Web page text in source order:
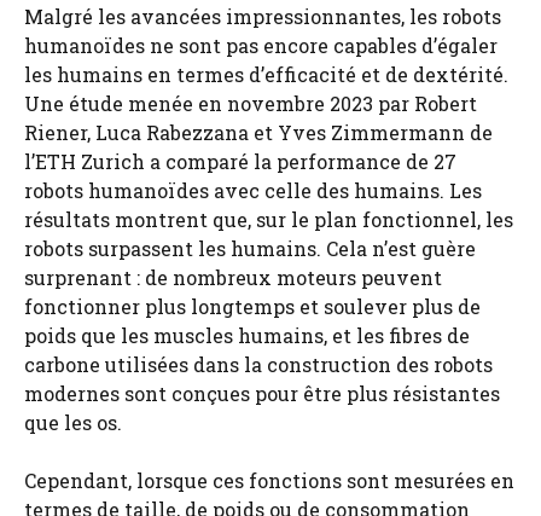
Malgré les avancées impressionnantes, les robots
humanoïdes ne sont pas encore capables d’égaler
les humains en termes d’efficacité et de dextérité.
Une étude menée en novembre 2023 par Robert
Riener, Luca Rabezzana et Yves Zimmermann de
l’ETH Zurich a comparé la performance de 27
robots humanoïdes avec celle des humains. Les
résultats montrent que, sur le plan fonctionnel, les
robots surpassent les humains. Cela n’est guère
surprenant : de nombreux moteurs peuvent
fonctionner plus longtemps et soulever plus de
poids que les muscles humains, et les fibres de
carbone utilisées dans la construction des robots
modernes sont conçues pour être plus résistantes
que les os.
Cependant, lorsque ces fonctions sont mesurées en
termes de taille, de poids ou de consommation